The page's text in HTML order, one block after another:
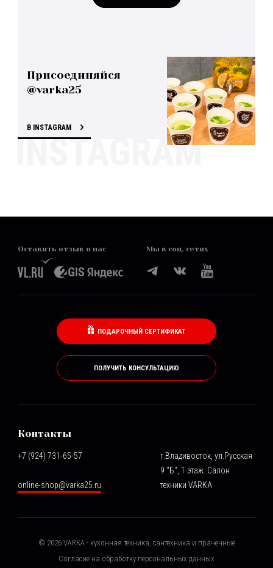
Присоединяйся
@varka25
В INSTAGRAM
Оставить отзыв о нас Мы в соц. сетях
ПОДАРОЧНЫЙ СЕРТИФИКАТ
ПОЛУЧИТЬ КОНСУЛЬТАЦИЮ
Контакты
+7 (924) 731-65-57
online-shop@varka25.ru
г.Владивосток, ул.Русская
9 "Б", 1 этаж. Салон
техники VARKA
© 2026VARKA - кухонная техника, сантехника и прачечные
Согласие на обработку персональных данных